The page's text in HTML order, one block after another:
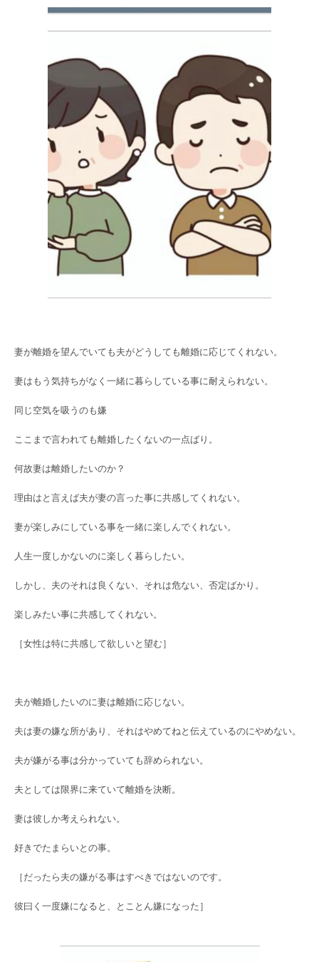
妻が離婚を望んでいても夫がどうしても離婚に応じてくれない。
妻はもう気持ちがなく一緒に暮らしている事に耐えられない。
同じ空気を吸うのも嫌
ここまで言われても離婚したくないの一点ばり。
何故妻は離婚したいのか？
理由はと言えば夫が妻の言った事に共感してくれない。
妻が楽しみにしている事を一緒に楽しんでくれない。
人生一度しかないのに楽しく暮らしたい。
しかし、夫のそれは良くない、それは危ない、否定ばかり。
楽しみたい事に共感してくれない。
［女性は特に共感して欲しいと望む］
夫が離婚したいのに妻は離婚に応じない。
夫は妻の嫌な所があり、それはやめてねと伝えているのにやめない。
夫が嫌がる事は分かっていても辞められない。
夫としては限界に来ていて離婚を決断。
妻は彼しか考えられない。
好きでたまらいとの事。
［だったら夫の嫌がる事はすべきではないのです。
彼曰く一度嫌になると、とことん嫌になった］